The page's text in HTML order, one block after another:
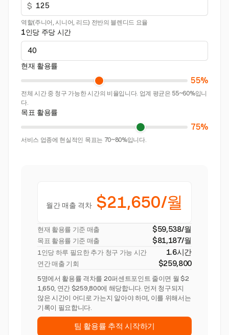
$
역할(주니어, 시니어, 리드) 전반의 블렌디드 요율
1인당 주당 시간
현재 활용률
55%
전체 시간 중 청구 가능한 시간의 비율입니다. 업계 평균은 55~60%입니
다.
목표 활용률
75%
서비스 업종에 현실적인 목표는 70~80%입니다.
월간 매출 격차 $21,650/월
현재 활용률 기준 매출 $59,538/월
목표 활용률 기준 매출 $81,187/월
1인당 하루 필요한 추가 청구 가능 시간 1.6시간
연간 매출 기회 $259,800
5명에서 활용률 격차를 20퍼센트포인트 줄이면 월 $2
1,650, 연간 $259,800에 해당합니다. 먼저 청구되지
않은 시간이 어디로 가는지 알아야 하며, 이를 위해서는
기록이 필요합니다.
팀 활용률 추적 시작하기